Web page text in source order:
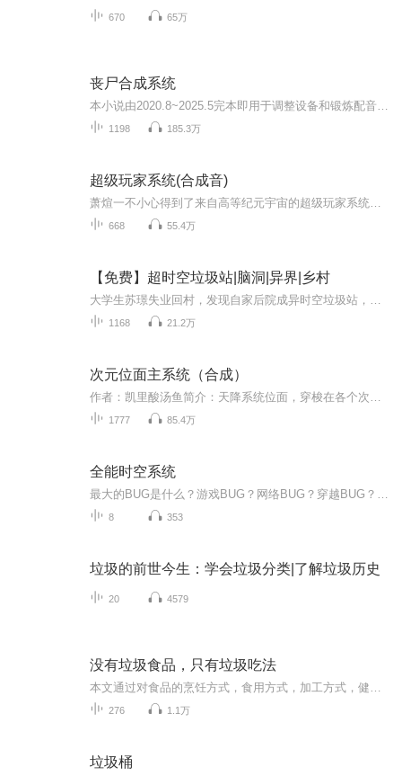
670 65万
丧尸合成系统
1198 185.3万
超级玩家系统(合成音)
668 55.4万
【免费】超时空垃圾站|脑洞|异界|乡村
1168 21.2万
次元位面主系统（合成）
1777 85.4万
全能时空系统
8 353
垃圾的前世今生：学会垃圾分类|了解垃圾历史
20 4579
没有垃圾食品，只有垃圾吃法
276 1.1万
垃圾桶